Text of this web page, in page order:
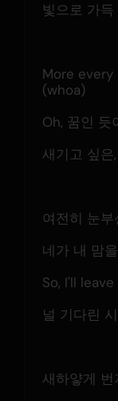
빛으로 가득
More
(whoa)
Oh, 꿈인 듯
새기고 싶
여전히 눈
네가 내 맘
So, I'll
널 기다린
새하얗게